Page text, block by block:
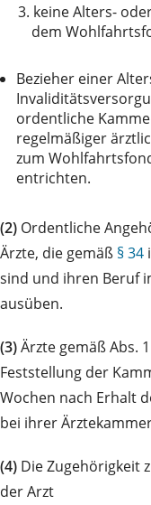
3. keine Alters-
dem
Bezieher einer
ordentliche
regelmäßiger
zum
entrichten.
(2) Ordentliche
Ärzte, die gemäß § 34
sind und ihren Beruf
ausüben.
(3)Ärzte gemäß Abs.
Feststellung der
Wochen nach Erhalt
bei ihrer
(4) Die Zugehörigkeit
der Arzt